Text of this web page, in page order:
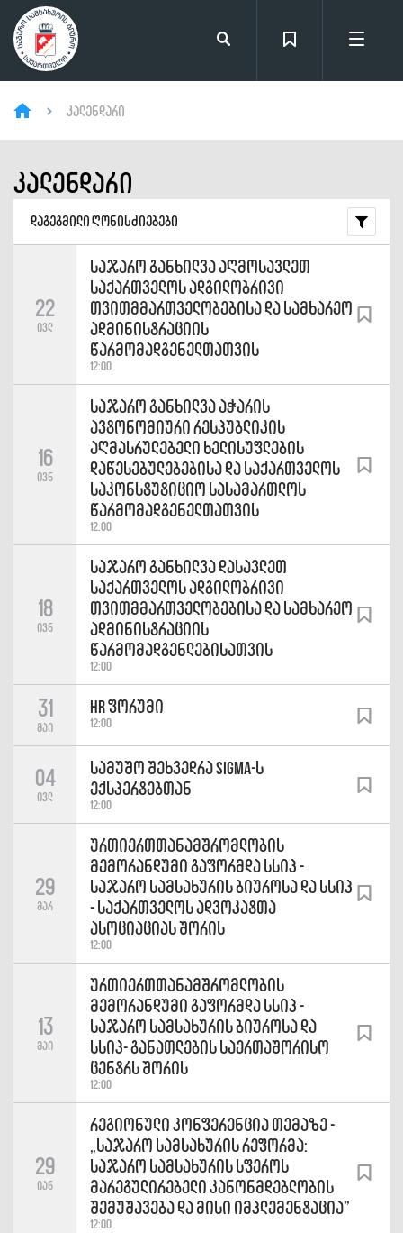
კალენდარი
კალენდარი
დაგეგმილი ღონისძიებები
22
ივლ
საჯარო განხილვა აღმოსავლეთ
საქართველოს ადგილობრივი
თვითმმართველობებისა და სამხარეო
ადმინისტრაციის
წარმომადგენელთათვის
12:00
16
ივნ
საჯარო განხილვა აჭარის
ავტონომიური რესპუბლიკის
აღმასრულებელი ხელისუფლების
დაწესებულებებისა და საქართველოს
საკონსტუტიციო სასამართლოს
წარმომადგენელთათვის
12:00
18
ივნ
საჯარო განხილვა დასავლეთ
საქართველოს ადგილობრივი
თვითმმართველობებისა და სამხარეო
ადმინისტრაციის
წარმომადგენლებისათვის
12:00
31
მაი
HR ფორუმი
12:00
04
ივლ
სამუშო შეხვედრა SIGMA-ს
ექსპერტებთან
12:00
29
მარ
ურთიერთთანამშრომლობის
მემორანდუმი გაფორმდა სსიპ -
საჯარო სამსახურის ბიუროსა და სსიპ
- საქართველოს ადვოკატთა
ასოციაციას შორის
12:00
13
მაი
ურთიერთთანამშრომლობის
მემორანდუმი გაფორმდა სსიპ -
საჯარო სამსახურის ბიუროსა და
სსიპ- განათლების საერთაშორისო
ცენტრს შორის
12:00
29
იან
რეგიონული კონფერენცია თემაზე -
„საჯარო სამსახურის რეფორმა:
საჯარო სამსახურის სფეროს
მარეგულირებელი კანონმდებლობის
შემუშავება და მისი იმპლემენტაცია”
12:00